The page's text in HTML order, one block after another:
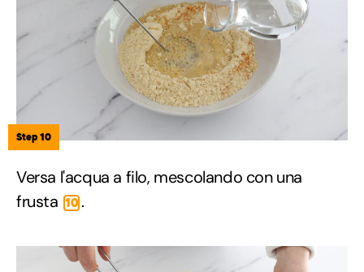
Step 10
Versa l'acqua a filo, mescolando con una
frusta 10 .